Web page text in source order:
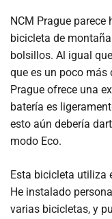
NCM Prague
bicicleta de
bolsillos. Al igual
que es un poco más
Prague ofrece una
batería es
esto aún debería
modo Eco.
Esta bicicleta utiliza
He instalado
varias bicicletas, y